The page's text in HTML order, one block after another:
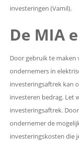
investeringen (Vamil).
De MIA
Door gebruik te
ondernemers in
investeringsaftrek kan
investeren bedrag. Let
investeringsaftrek.
ondernemer de
investeringskosten die